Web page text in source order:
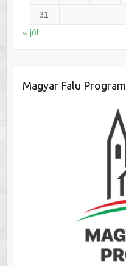
31
« júl
Magyar Falu Program